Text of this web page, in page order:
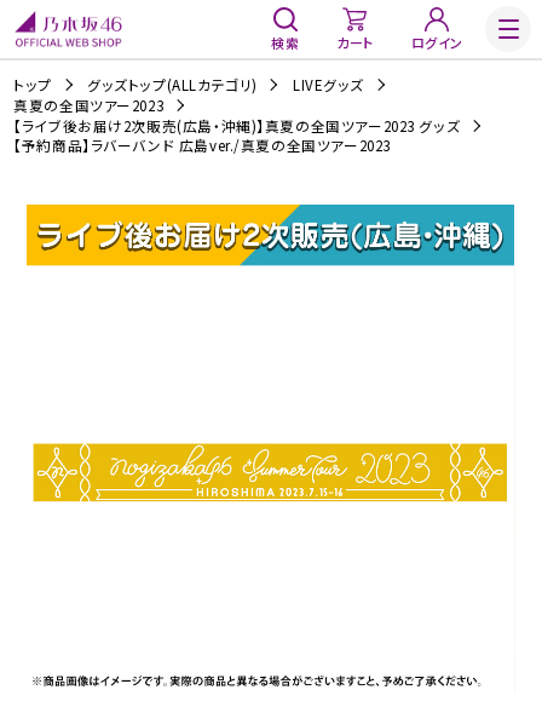
検索 カート ログイン
トップ グッズトップ(ALLカテゴリ)
LIVEグッズ
真夏の全国ツアー2023
【ライブ後お届け2次販売(広島・沖縄)】真夏の全国ツアー2023 グッズ
【予約商品】ラバーバンド 広島ver./真夏の全国ツアー2023